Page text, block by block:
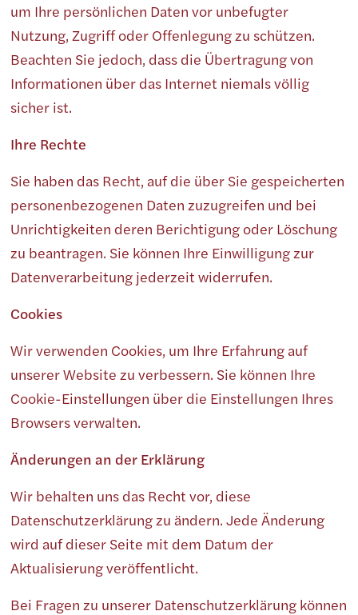
um Ihre persönlichen Daten vor unbefugter
Nutzung, Zugriff oder Offenlegung zu schützen.
Beachten Sie jedoch, dass die Übertragung von
Informationen über das Internet niemals völlig
sicher ist.
Ihre Rechte
Sie haben das Recht, auf die über Sie gespeicherten
personenbezogenen Daten zuzugreifen und bei
Unrichtigkeiten deren Berichtigung oder Löschung
zu beantragen. Sie können Ihre Einwilligung zur
Datenverarbeitung jederzeit widerrufen.
Cookies
Wir verwenden Cookies, um Ihre Erfahrung auf
unserer Website zu verbessern. Sie können Ihre
Cookie-Einstellungen über die Einstellungen Ihres
Browsers verwalten.
Änderungen an der Erklärung
Wir behalten uns das Recht vor, diese
Datenschutzerklärung zu ändern. Jede Änderung
wird auf dieser Seite mit dem Datum der
Aktualisierung veröffentlicht.
Bei Fragen zu unserer Datenschutzerklärung können